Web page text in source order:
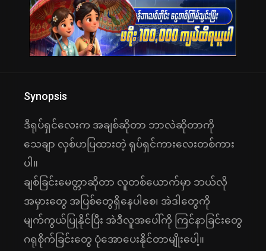
Synopsis
ဒီရုပ်ရှင်လေးက အချစ်ဆိုတာ ဘာလဲဆိုတာကို
သေချာ လှစ်ဟပြထားတဲ့ ရုပ်ရှင်ကားလေးတစ်ကား
ပါ။
ချစ်ခြင်းမေတ္တာဆိုတာ လူတစ်ယောက်မှာ ဘယ်လို
အမှားတွေ အပြစ်တွေရှိနေပါစေ၊ အဲဒါတွေကို
မျက်ကွယ်ပြုနိုင်ပြီး အဲဒီလူအပေါ်ကို ‌ကြင်နာခြင်းတွေ
ဂရုစိုက်ခြင်းတွေ ပုံအောပေးနိုင်တာမျိုးပေါ့။